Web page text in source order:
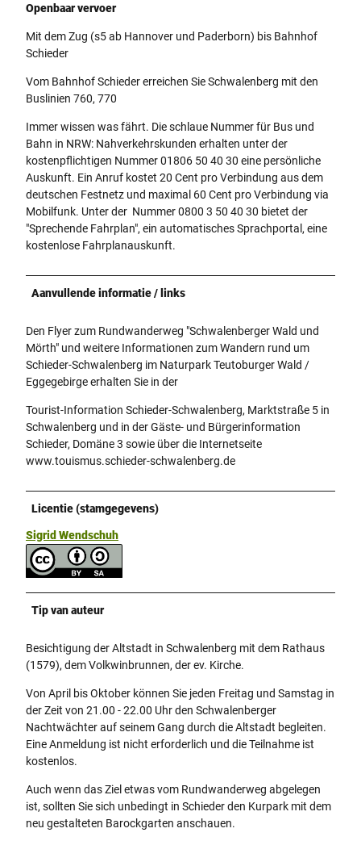
Openbaar vervoer
Mit dem Zug (s5 ab Hannover und Paderborn) bis Bahnhof
Schieder
Vom Bahnhof Schieder erreichen Sie Schwalenberg mit den
Buslinien 760, 770
Immer wissen was fährt. Die schlaue Nummer für Bus und
Bahn in NRW: Nahverkehrskunden erhalten unter der
kostenpflichtigen Nummer 01806 50 40 30 eine persönliche
Auskunft. Ein Anruf kostet 20 Cent pro Verbindung aus dem
deutschen Festnetz und maximal 60 Cent pro Verbindung via
Mobilfunk. Unter der Nummer 0800 3 50 40 30 bietet der
"Sprechende Fahrplan", ein automatisches Sprachportal, eine
kostenlose Fahrplanauskunft.
Aanvullende informatie / links
Den Flyer zum Rundwanderweg "Schwalenberger Wald und
Mörth" und weitere Informationen zum Wandern rund um
Schieder-Schwalenberg im Naturpark Teutoburger Wald /
Eggegebirge erhalten Sie in der
Tourist-Information Schieder-Schwalenberg, Marktstraße 5 in
Schwalenberg und in der Gäste- und Bürgerinformation
Schieder, Domäne 3 sowie über die Internetseite
www.touismus.schieder-schwalenberg.de
Licentie (stamgegevens)
Sigrid Wendschuh
Tip van auteur
Besichtigung der Altstadt in Schwalenberg mit dem Rathaus
(1579), dem Volkwinbrunnen, der ev. Kirche.
Von April bis Oktober können Sie jeden Freitag und Samstag in
der Zeit von 21.00 - 22.00 Uhr den Schwalenberger
Nachtwächter auf seinem Gang durch die Altstadt begleiten.
Eine Anmeldung ist nicht erforderlich und die Teilnahme ist
kostenlos.
Auch wenn das Ziel etwas vom Rundwanderweg abgelegen
ist, sollten Sie sich unbedingt in Schieder den Kurpark mit dem
neu gestalteten Barockgarten anschauen.